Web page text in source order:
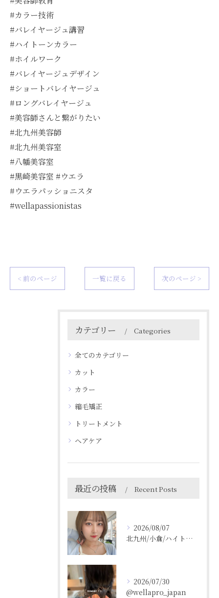
#カラー技術
#バレイヤージュ講習
#ハイトーンカラー
#ホイルワーク
#バレイヤージュデザイン
#ショートバレイヤージュ
#ロングバレイヤージュ
#美容師さんと繋がりたい
#北九州美容師
#北九州美容室
#八幡美容室
#黒崎美容室 #ウエラ
#ウエラパッショニスタ
#wellapassionistas
< 前のページ 一覧に戻る 次のページ >
カテゴリー Categories
全てのカテゴリー
カット
カラー
縮毛矯正
トリートメント
ヘアケア
最近の投稿 Recent Posts
2026/08/07
北九州/小倉/ハイトーン/ケアブリーチ/ブリーチカラー
2026/07/30
@wellapro_japan